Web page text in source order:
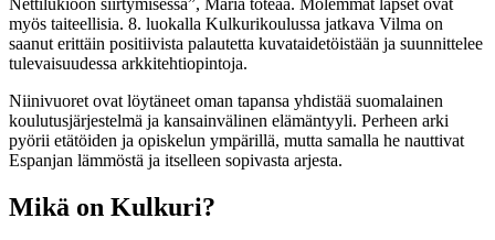
Nettilukioon siirtymisessä”, Maria toteaa. Molemmat lapset ovat
myös taiteellisia. 8. luokalla Kulkurikoulussa jatkava Vilma on
saanut erittäin positiivista palautetta kuvataidetöistään ja suunnittelee
tulevaisuudessa arkkitehtiopintoja.
Niinivuoret ovat löytäneet oman tapansa yhdistää suomalainen
koulutusjärjestelmä ja kansainvälinen elämäntyyli. Perheen arki
pyörii etätöiden ja opiskelun ympärillä, mutta samalla he nauttivat
Espanjan lämmöstä ja itselleen sopivasta arjesta.
Mikä on Kulkuri?